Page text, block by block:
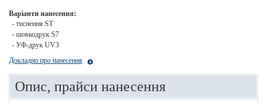
Варіанти нанесення:
- тиснення ST
- шовкодрук S7
- УФ-друк UV3
Докладно про нанесення
Опис, прайси нанесення